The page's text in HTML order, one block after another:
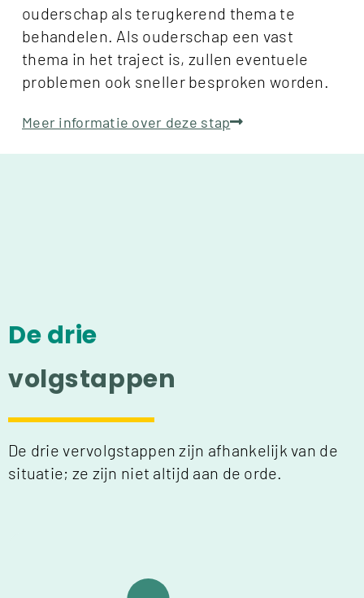
ouderschap als terugkerend thema te
behandelen. Als ouderschap een vast
thema in het traject is, zullen eventuele
problemen ook sneller besproken worden.
Meer informatie over deze stap
De drie
volgstappen
De drie vervolgstappen zijn afhankelijk van de
situatie; ze zijn niet altijd aan de orde.